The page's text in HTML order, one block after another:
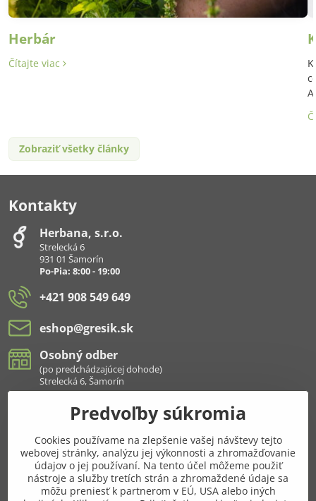
Herbár
Čítajte viac
Zobraziť všetky články
Kontakty
Herbana, s​.r​.o​.
Strelecká 6
931 01 Šamorín
Po-Pia: 8:00 - 19:00
+421 908 549 649
eshop​@gresik​.sk
Osobný odber
(po predchádzajúcej dohode)
Strelecká 6, Šamorín
Všetko k nákupu
Pridajte sa k nám aj na sieťach
Facebook Instagram
Predvoľby súkromia
Cookies používame na zlepšenie vašej návštevy tejto
webovej stránky, analýzu jej výkonnosti a zhromažďovanie
údajov o jej používaní. Na tento účel môžeme použiť
nástroje a služby tretích strán a zhromaždené údaje sa
môžu preniesť k partnerom v EÚ, USA alebo iných